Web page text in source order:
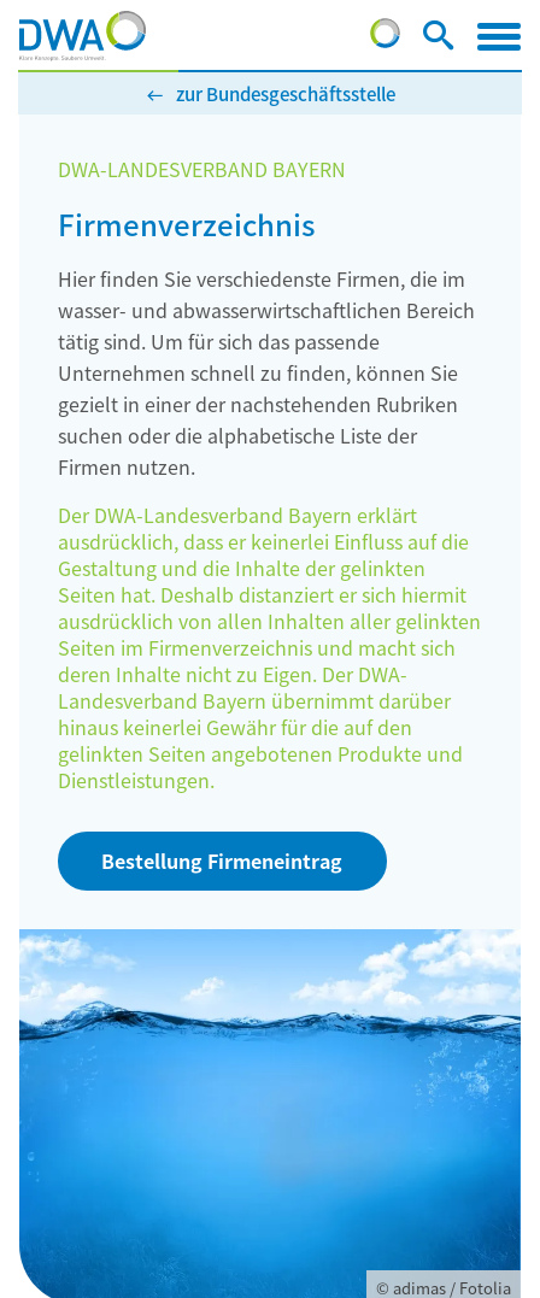
zur Bundesgeschäftsstelle
DWA-LANDESVERBAND BAYERN
Firmenverzeichnis
Hier finden Sie verschiedenste Firmen, die im
wasser- und abwasserwirtschaftlichen Bereich
tätig sind. Um für sich das passende
Unternehmen schnell zu finden, können Sie
gezielt in einer der nachstehenden Rubriken
suchen oder die alphabetische Liste der
Firmen nutzen.
Der DWA-Landesverband Bayern erklärt
ausdrücklich, dass er keinerlei Einfluss auf die
Gestaltung und die Inhalte der gelinkten
Seiten hat. Deshalb distanziert er sich hiermit
ausdrücklich von allen Inhalten aller gelinkten
Seiten im Firmenverzeichnis und macht sich
deren Inhalte nicht zu Eigen. Der DWA-
Landesverband Bayern übernimmt darüber
hinaus keinerlei Gewähr für die auf den
gelinkten Seiten angebotenen Produkte und
Dienstleistungen.
Bestellung Firmeneintrag
© adimas / Fotolia